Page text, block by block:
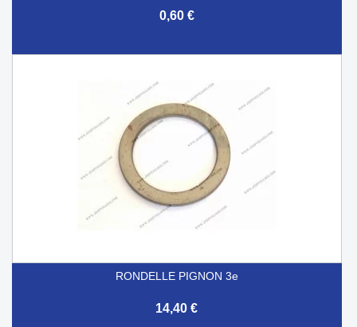
0,60 €
RONDELLE PIGNON 3e
14,40 €